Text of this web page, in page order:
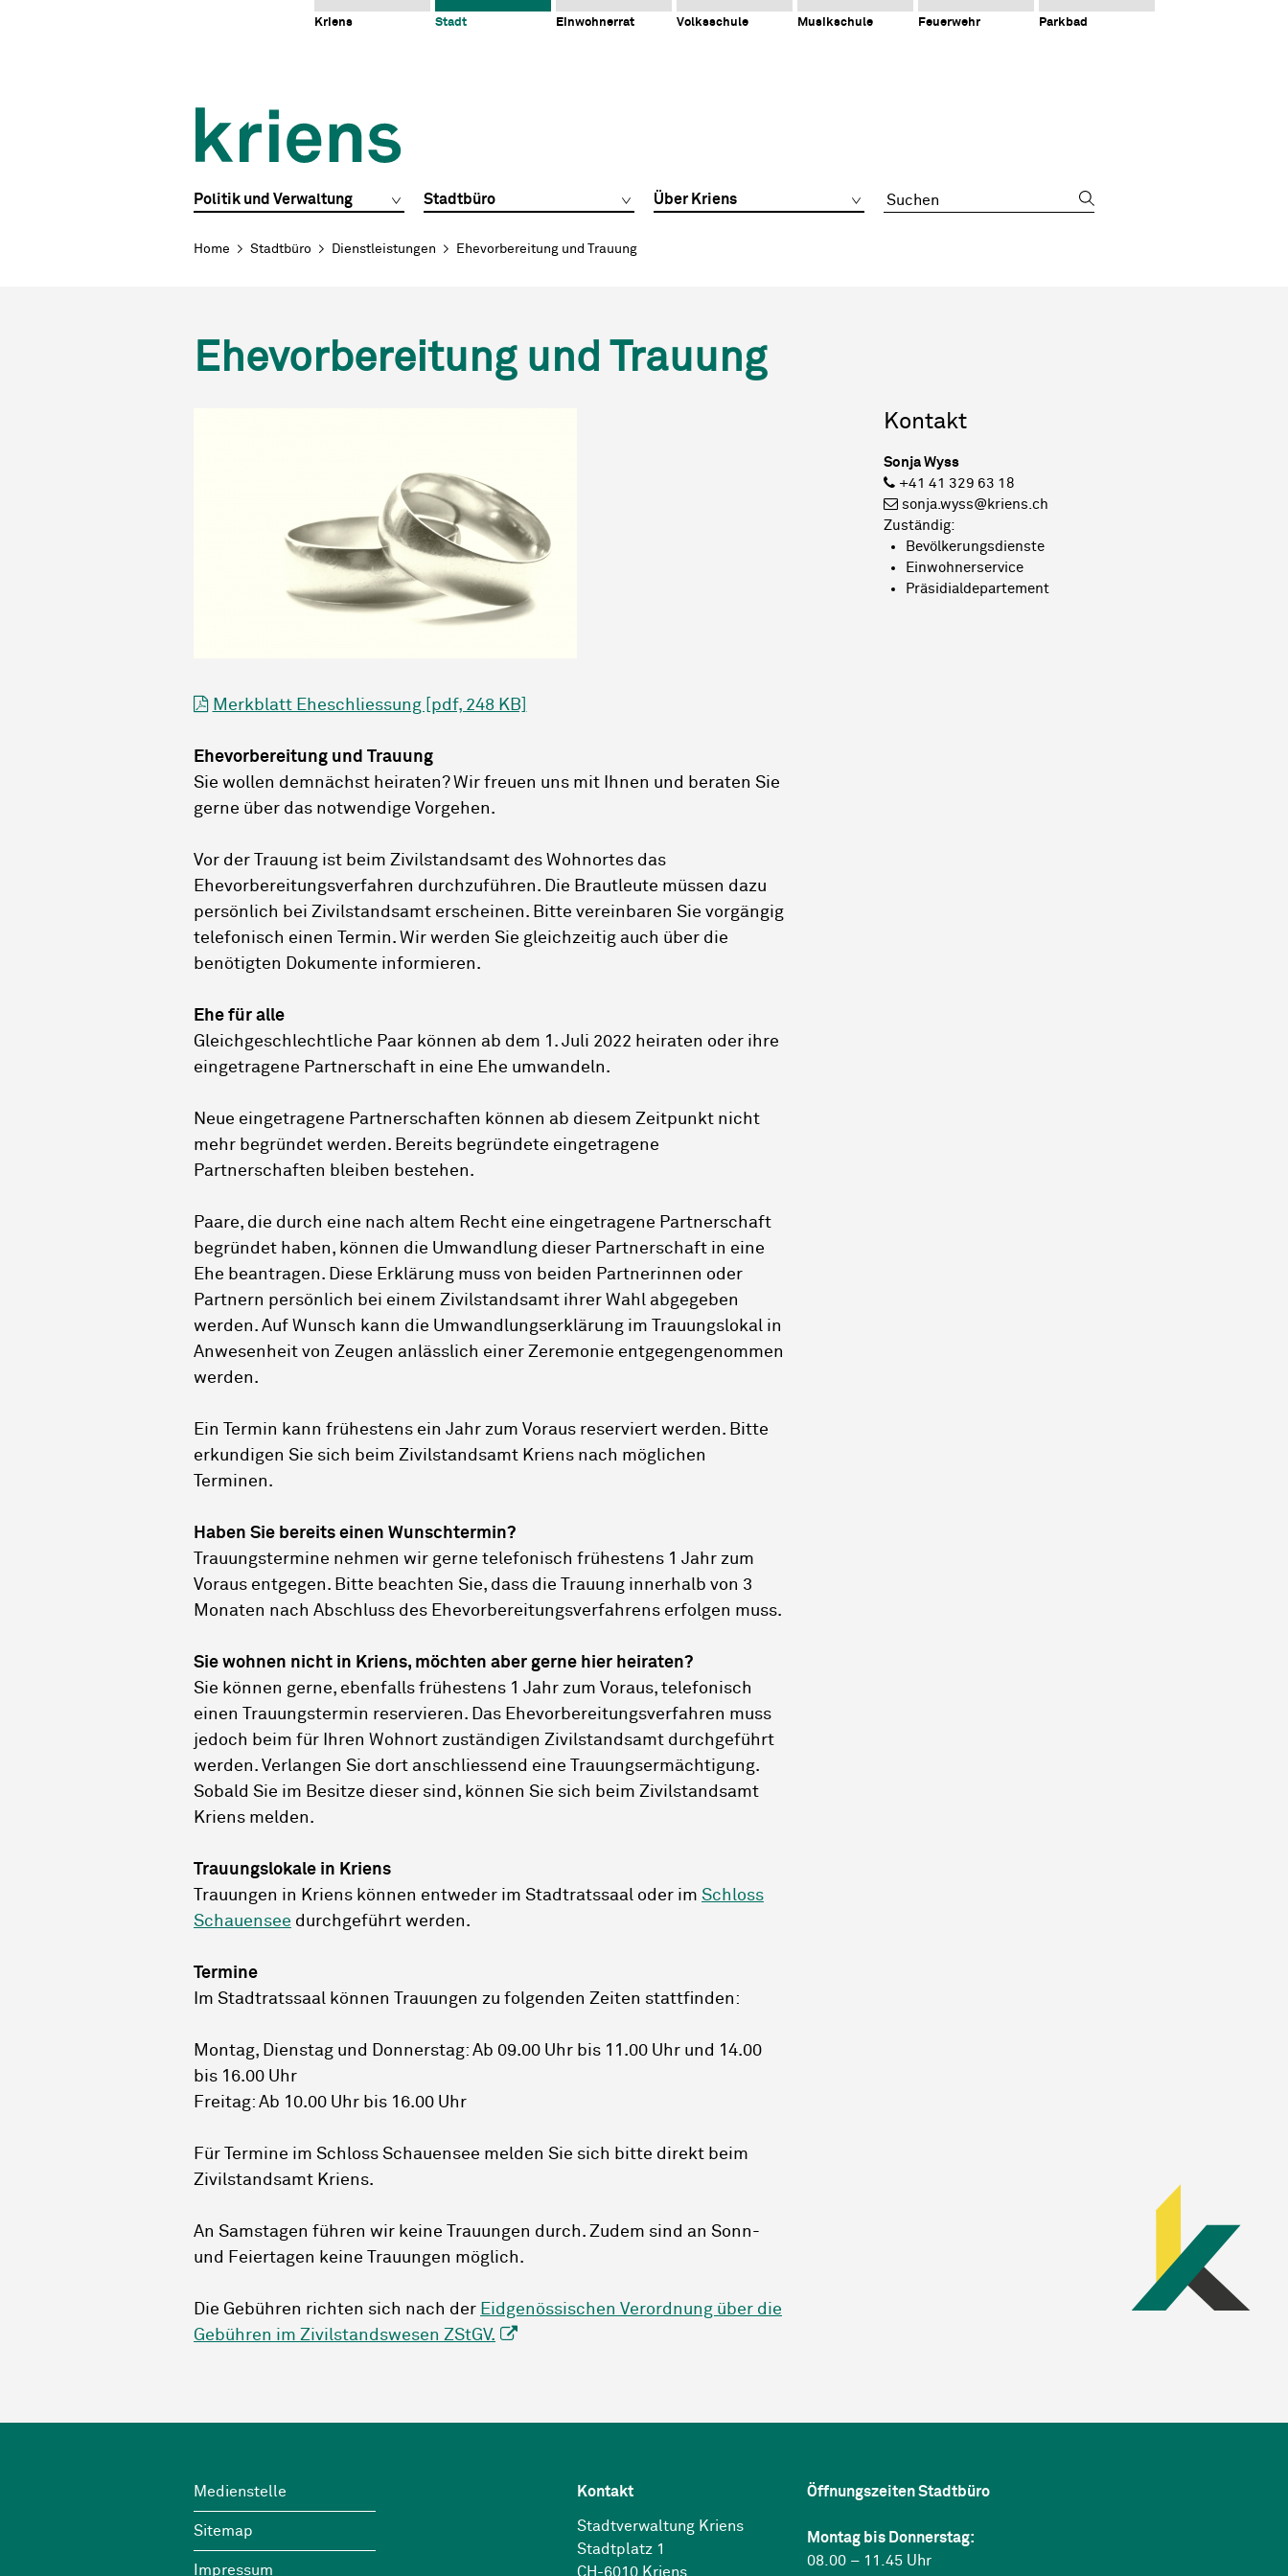
Navigieren in Kriens
Kriens Stadt Einwohnerrat Volksschule Musikschule Feuerwehr Parkbad
Hauptnavigation
Politik und Verwaltung Stadtbüro Über Kriens Suchbegriff
Breadcrumb
Home Stadtbüro Dienstleistungen Ehevorbereitung und Trauung
Ehevorbereitung und Trauung
Merkblatt Eheschliessung [pdf, 248 KB]
Ehevorbereitung und Trauung
Sie wollen demnächst heiraten? Wir freuen uns mit Ihnen und beraten Sie
gerne über das notwendige Vorgehen.
Vor der Trauung ist beim Zivilstandsamt des Wohnortes das
Ehevorbereitungsverfahren durchzuführen. Die Brautleute müssen dazu
persönlich bei Zivilstandsamt erscheinen. Bitte vereinbaren Sie vorgängig
telefonisch einen Termin. Wir werden Sie gleichzeitig auch über die
benötigten Dokumente informieren.
Ehe für alle
Gleichgeschlechtliche Paar können ab dem 1. Juli 2022 heiraten oder ihre
eingetragene Partnerschaft in eine Ehe umwandeln.
Neue eingetragene Partnerschaften können ab diesem Zeitpunkt nicht
mehr begründet werden. Bereits begründete eingetragene
Partnerschaften bleiben bestehen.
Paare, die durch eine nach altem Recht eine eingetragene Partnerschaft
begründet haben, können die Umwandlung dieser Partnerschaft in eine
Ehe beantragen. Diese Erklärung muss von beiden Partnerinnen oder
Partnern persönlich bei einem Zivilstandsamt ihrer Wahl abgegeben
werden. Auf Wunsch kann die Umwandlungserklärung im Trauungslokal in
Anwesenheit von Zeugen anlässlich einer Zeremonie entgegengenommen
werden.
Ein Termin kann frühestens ein Jahr zum Voraus reserviert werden. Bitte
erkundigen Sie sich beim Zivilstandsamt Kriens nach möglichen
Terminen.
Haben Sie bereits einen Wunschtermin?
Trauungstermine nehmen wir gerne telefonisch frühestens 1 Jahr zum
Voraus entgegen. Bitte beachten Sie, dass die Trauung innerhalb von 3
Monaten nach Abschluss des Ehevorbereitungsverfahrens erfolgen muss.
Sie wohnen nicht in Kriens, möchten aber gerne hier heiraten?
Sie können gerne, ebenfalls frühestens 1 Jahr zum Voraus, telefonisch
einen Trauungstermin reservieren. Das Ehevorbereitungsverfahren muss
jedoch beim für Ihren Wohnort zuständigen Zivilstandsamt durchgeführt
werden. Verlangen Sie dort anschliessend eine Trauungsermächtigung.
Sobald Sie im Besitze dieser sind, können Sie sich beim Zivilstandsamt
Kriens melden.
Trauungslokale in Kriens
Trauungen in Kriens können entweder im Stadtratssaal oder im Schloss
Schauensee durchgeführt werden.
Termine
Im Stadtratssaal können Trauungen zu folgenden Zeiten stattfinden:
Montag, Dienstag und Donnerstag: Ab 09.00 Uhr bis 11.00 Uhr und 14.00
bis 16.00 Uhr
Freitag: Ab 10.00 Uhr bis 16.00 Uhr
Für Termine im Schloss Schauensee melden Sie sich bitte direkt beim
Zivilstandsamt Kriens.
An Samstagen führen wir keine Trauungen durch. Zudem sind an Sonn-
und Feiertagen keine Trauungen möglich.
Die Gebühren richten sich nach der Eidgenössischen Verordnung über die
Gebühren im Zivilstandswesen ZStGV.
Sidebar
Kontakt
Sonja Wyss
+41 41 329 63 18
sonja.wyss@kriens.ch
Zuständig:
Bevölkerungsdienste
Einwohnerservice
Präsidialdepartement
Wichtige Links
Medienstelle
Sitemap
Impressum
Kontakt
Stadtverwaltung Kriens
Stadtplatz 1
CH-6010 Kriens
Öffnungszeiten Stadtbüro
Montag bis Donnerstag:
08.00 – 11.45 Uhr